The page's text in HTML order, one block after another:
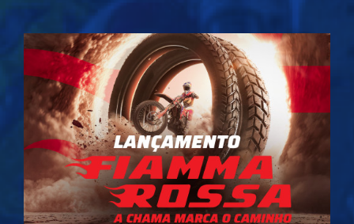
(FGM), as competições passam a contar com a marca no título
oficial. A partir desta temporada, os eventos serão
denominados Campeonato Gaúcho Borilli Racing de
Motocross e Campeonato Gaúcho Borilli Racing de Velocross.
A parceria fortalece o calendário estadual e eleva o nível das
competições. Além disso, amplia a estrutura dos eventos e
gera mais visibilidade para pilotos, equipes e patrocinadores
envolvidos. Borilli amplia protagonismo no motociclismo
gaúcho A Borilli Racing já possui uma trajetória consolidada
dentro do Campeonato Gaúcho. A marca apoia a modalidade
há cerca de uma década e, em 2026, dá um passo além ao
assumir a posição de patrocinadora máster. O novo momento
reforça o compromisso da empresa com o desenvolvimento do
esporte. A atuação direta nos campeonatos posiciona a Borilli